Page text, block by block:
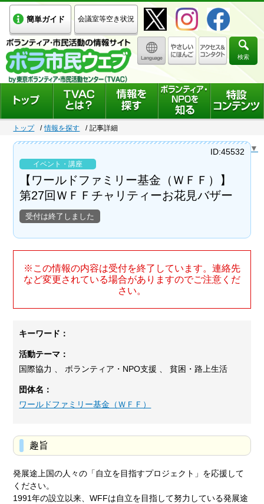
簡単ガイド 会議室等空き状況
検索
トップ 情報を探す 記事詳細
Select Language ▼
イベント・講座
【ワールドファミリー基金（ＷＦＦ）】
第27回ＷＦＦチャリティーお花見バザー
受付は終了しました
ID:45532
※この情報の内容は受付を終了しています。連絡先
など変更されている場合がありますのでご注意くだ
さい。
キーワード：
活動テーマ：
国際協力 、 ボランティア・NPO支援 、 貧困・路上生活
団体名：
ワールドファミリー基金（ＷＦＦ）
趣旨
発展途上国の人々の「自立を目指すプロジェクト」を応援して
ください。
1991年の設立以来、WFFは自立を目指して努力している発展途